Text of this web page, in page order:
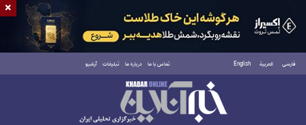
فارسی العربية English تماس با ما درباره ما تبلیغات آرشیو
پنجشنبه ۱۵ مرداد ۱۴۰۵
×